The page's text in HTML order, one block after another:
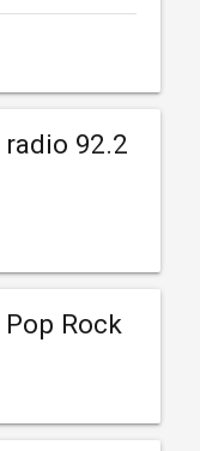
radio 92.2
Rock